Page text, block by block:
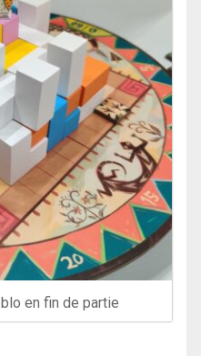
en fin de partie